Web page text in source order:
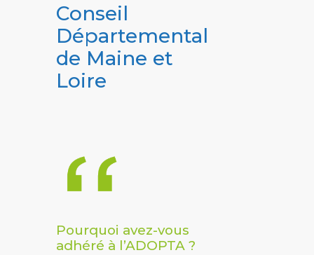
Conseil
Départemental
de Maine et
Loire
Pourquoi avez-vous
adhéré à l’ADOPTA ?